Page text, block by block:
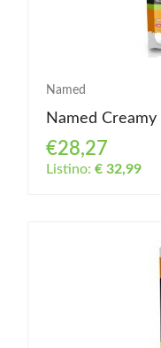
Named
Named
€28,27
Listino: € 32,99